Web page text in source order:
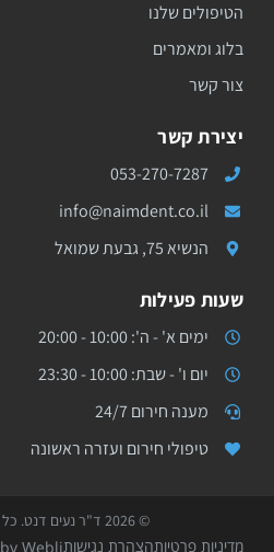
הטיפולים שלנו
בלוג ומאמרים
צור קשר
יצירת קשר
053-270-7287
info@naimdent.co.il
הנשיא 75, גבעת שמואל
שעות פעילות
ימים א' - ה': 10:00 - 20:00
יום ו' - שבת: 10:00 - 23:30
מענה חירום 24/7
טיפולי חירום ועזרה ראשונה
© 2026 ד"ר נעים דנט. כל הזכויות שמורות.
מדיניות פרטיותהצהרת נגישותby Webli